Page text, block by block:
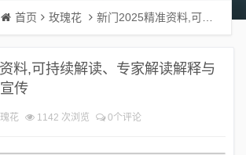
首页 玫瑰花 新门2025精准资料,可持续解读、专家解读解释与落实,警惕误导宣传
料,可持续解读、专家解读解释与
传
花 1142 次浏览 0个评论